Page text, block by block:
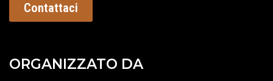
Contattaci
ORGANIZZATO DA